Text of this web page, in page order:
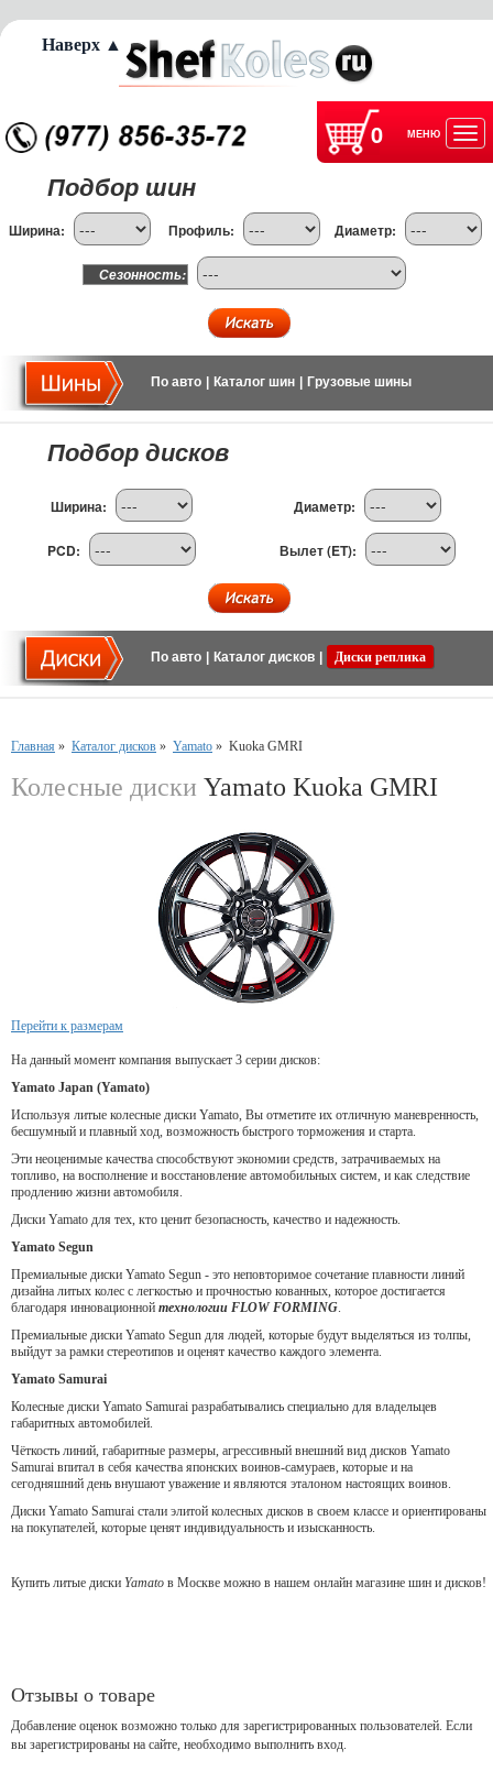
0 МЕНЮ
Подбор шин
Ширина: Профиль: Диаметр:
Сезонность:
По авто Каталог шин Грузовые шины
Подбор дисков
Ширина: Диаметр:
PCD: Вылет (ET):
По авто Каталог дисков Диски реплика
Главная » Каталог дисков » Yamato » Kuoka GMRI
Колесные диски Yamato Kuoka GMRI
Перейти к размерам
На данный момент компания выпускает 3 серии дисков:
Yamato Japan (Yamato)
Используя литые колесные диски Yamato, Вы отметите их отличную маневренность,
бесшумный и плавный ход, возможность быстрого торможения и старта.
Эти неоценимые качества способствуют экономии средств, затрачиваемых на
топливо, на восполнение и восстановление автомобильных систем, и как следствие
продлению жизни автомобиля.
Диски Yamato для тех, кто ценит безопасность, качество и надежность.
Yamato Segun
Премиальные диски Yamato Segun - это неповторимое сочетание плавности линий
дизайна литых колес с легкостью и прочностью кованных, которое достигается
благодаря инновационной технологии FLOW FORMING.
Премиальные диски Yamato Segun для людей, которые будут выделяться из толпы,
выйдут за рамки стереотипов и оценят качество каждого элемента.
Yamato Samurai
Колесные диски Yamato Samurai разрабатывались специально для владельцев
габаритных автомобилей.
Чёткость линий, габаритные размеры, агрессивный внешний вид дисков Yamato
Samurai впитал в себя качества японских воинов-самураев, которые и на
сегодняшний день внушают уважение и являются эталоном настоящих воинов.
Диски Yamato Samurai стали элитой колесных дисков в своем классе и ориентированы
на покупателей, которые ценят индивидуальность и изысканность.
Купить литые диски Yamato в Москве можно в нашем онлайн магазине шин и дисков!
Отзывы о товаре
Добавление оценок возможно только для зарегистрированных пользователей. Если
вы зарегистрированы на сайте, необходимо выполнить вход.
Наверх ▲